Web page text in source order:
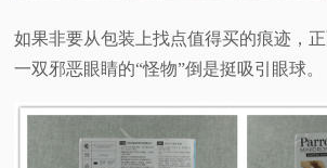
如果非要从包装上找点值得买的痕迹，正
一双邪恶眼睛的“怪物”倒是挺吸引眼球。